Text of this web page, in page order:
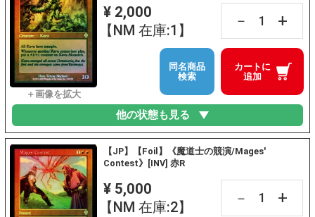
¥ 2,000
【NM 在庫:1】
－ +
カートに
追加
同名商品
検索
他の状態も見る
【JP】【Foil】《魔道士の競演/Mages'
Contest》[INV] 赤R
¥ 5,000
【NM 在庫:2】
－ +